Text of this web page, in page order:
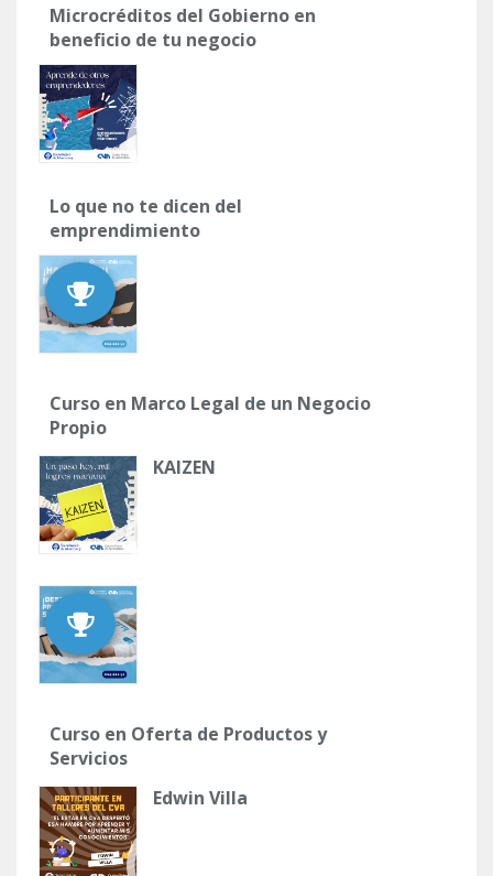
Microcréditos del Gobierno en
beneficio de tu negocio
Lo que no te dicen del
emprendimiento
Curso en Marco Legal de un Negocio
Propio
KAIZEN
Curso en Oferta de Productos y
Servicios
Edwin Villa